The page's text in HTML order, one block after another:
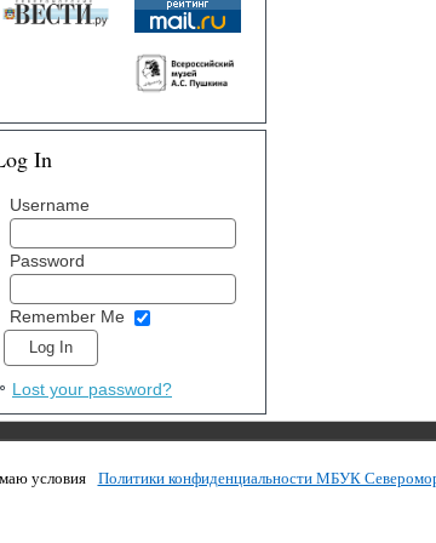
In
Username
Password
Remember Me
Lost your password?
условия
Политики конфиденциальности МБУК